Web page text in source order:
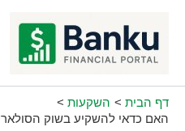
דף הבית
השקעות
האם כדאי להשקיע בשוק